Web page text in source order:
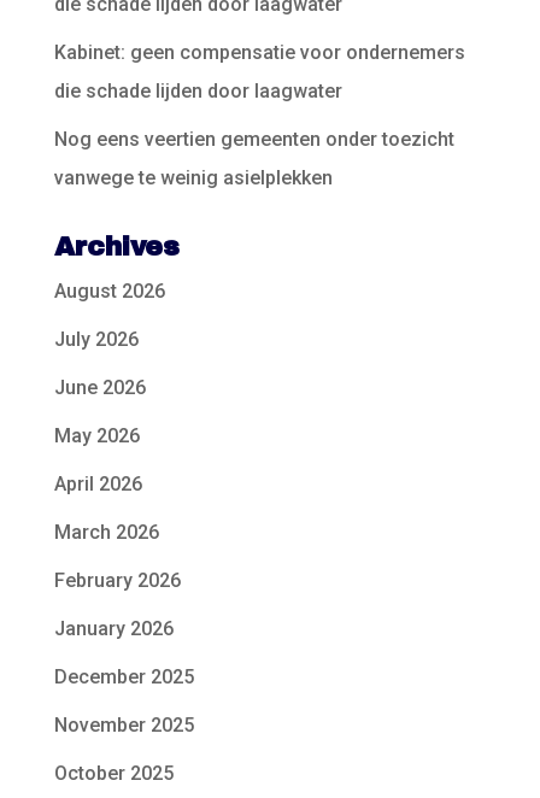
Kabinet: geen compensatie voor ondernemers
die schade lijden door laagwater
Nog eens veertien gemeenten onder toezicht
vanwege te weinig asielplekken
Archives
August 2026
July 2026
June 2026
May 2026
April 2026
March 2026
February 2026
January 2026
December 2025
November 2025
October 2025